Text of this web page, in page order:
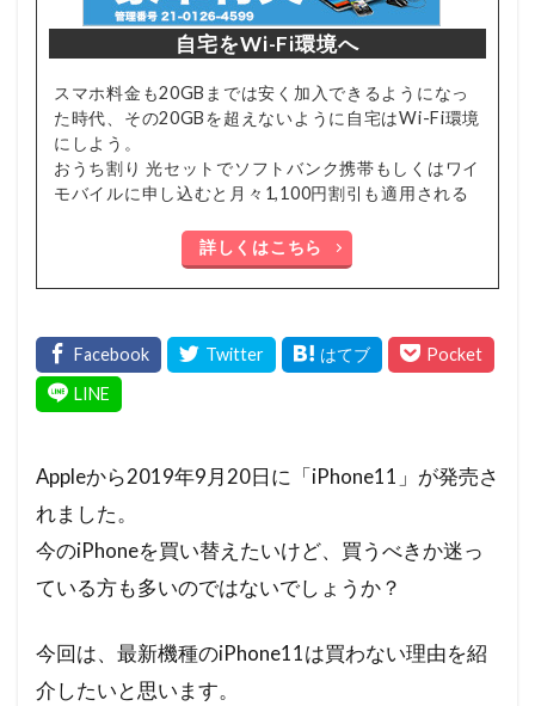
自宅をWi-Fi環境へ
スマホ料金も20GBまでは安く加入できるようになっ
た時代、その20GBを超えないように自宅はWi-Fi環境
にしよう。
おうち割り 光セットでソフトバンク携帯もしくはワイ
モバイルに申し込むと月々1,100円割引も適用される
詳しくはこちら
Appleから2019年9月20日に「iPhone11」が発売さ
れました。
今のiPhoneを買い替えたいけど、買うべきか迷っ
ている方も多いのではないでしょうか？
今回は、最新機種のiPhone11は買わない理由を紹
介したいと思います。